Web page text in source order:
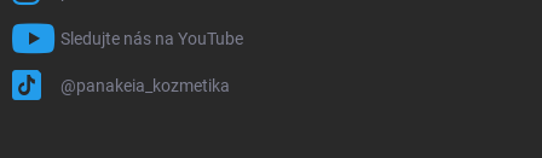
Sledujte nás na YouTube
@panakeia_kozmetika